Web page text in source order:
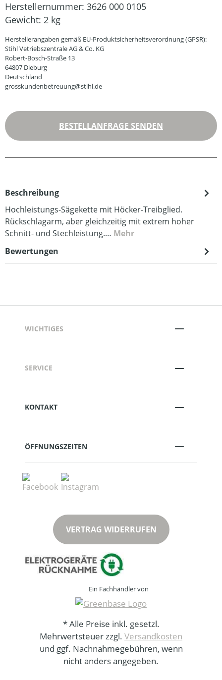
Herstellernummer: 3626 000 0105
Gewicht: 2 kg
Herstellerangaben gemäß EU-Produktsicherheitsverordnung (GPSR):
Stihl Vetriebszentrale AG & Co. KG
Robert-Bosch-Straße 13
64807 Dieburg
Deutschland
grosskundenbetreuung@stihl.de
BESTELLANFRAGE SENDEN
Beschreibung
Hochleistungs-Sägekette mit Höcker-Treibglied.
Rückschlagarm, aber gleichzeitig mit extrem hoher
Schnitt- und Stechleistung.… Mehr
Bewertungen
WICHTIGES
SERVICE
KONTAKT
ÖFFNUNGSZEITEN
VERTRAG WIDERRUFEN
Ein Fachhändler von
* Alle Preise inkl. gesetzl.
Mehrwertsteuer zzgl. Versandkosten
und ggf. Nachnahmegebühren, wenn
nicht anders angegeben.